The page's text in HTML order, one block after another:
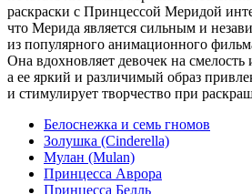
раскраски с Принцессой Меридой
что Мерида является сильным и
из популярного анимационного
Она вдохновляет девочек на смелость
а ее яркий и различимый образ
и стимулирует творчество при
Белоснежка и семь гномов
Золушка (Cinderella)
Мулан (Mulan)
Принцесса Аврора
Принцесса Белль